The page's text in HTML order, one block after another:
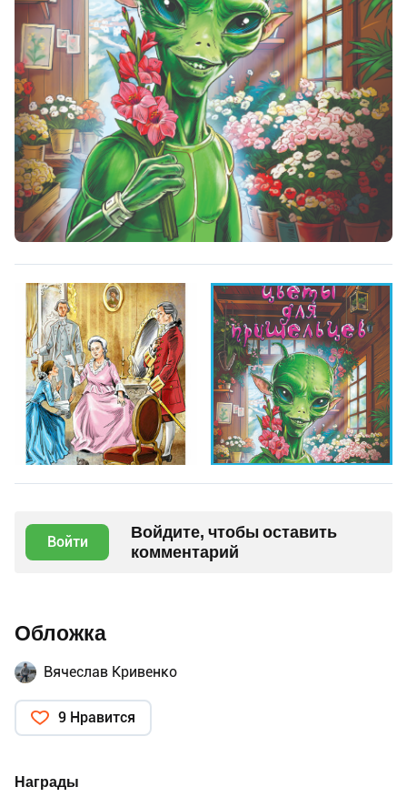
Войти
Войдите, чтобы оставить
комментарий
Обложка
Вячеслав Кривенко
9 Нравится
Награды